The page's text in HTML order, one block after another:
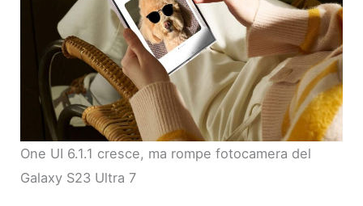
One UI 6.1.1 cresce, ma rompe fotocamera del
Galaxy S23 Ultra 7